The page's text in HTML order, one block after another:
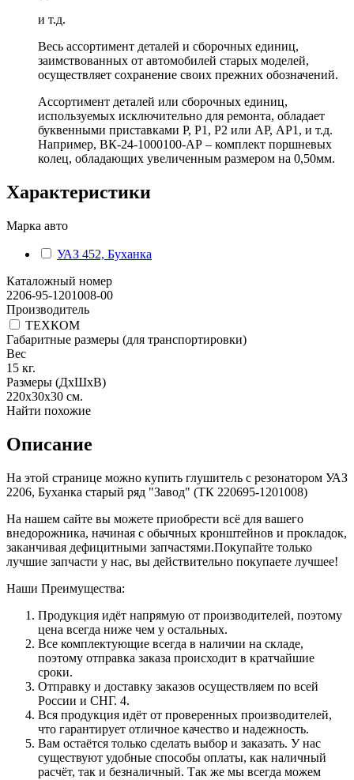
и т.д.
Весь ассортимент деталей и сборочных единиц,
заимствованных от автомобилей старых моделей,
осуществляет сохранение своих прежних обозначений.
Ассортимент деталей или сборочных единиц,
используемых исключительно для ремонта, обладает
буквенными приставками Р, Р1, Р2 или АР, АР1, и т.д.
Например, ВК-24-1000100-АР – комплект поршневых
колец, обладающих увеличенным размером на 0,50мм.
Характеристики
Марка авто
УАЗ 452, Буханка
Каталожный номер
2206-95-1201008-00
Производитель
ТЕХКОМ
Габаритные размеры (для транспортировки)
Вес
15 кг.
Размеры (ДхШхВ)
220х30х30 см.
Найти похожие
Описание
На этой странице можно купить глушитель с резонатором УАЗ
2206, Буханка старый ряд "Завод" (ТК 220695-1201008)
На нашем сайте вы можете приобрести всё для вашего
внедорожника, начиная с обычных кронштейнов и прокладок,
заканчивая дефицитными запчастями.Покупайте только
лучшие запчасти у нас, вы действительно покупаете лучшее!
Наши Преимущества:
Продукция идёт напрямую от производителей, поэтому
цена всегда ниже чем у остальных.
Все комплектующие всегда в наличии на складе,
поэтому отправка заказа происходит в кратчайшие
сроки.
Отправку и доставку заказов осуществляем по всей
России и СНГ. 4.
Вся продукция идёт от проверенных производителей,
что гарантирует отличное качество и надежность.
Вам остаётся только сделать выбор и заказать. У нас
существуют удобные способы оплаты, как наличный
расчёт, так и безналичный. Так же мы всегда можем